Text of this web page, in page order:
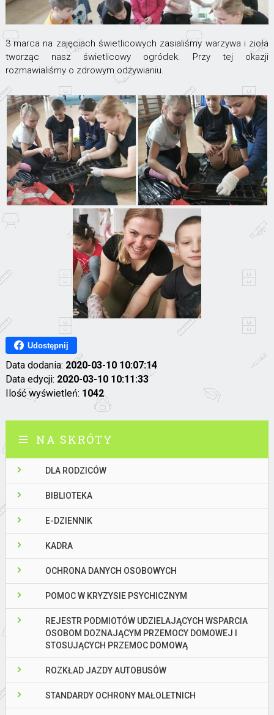
3 marca na zajęciach świetlicowych zasialiśmy warzywa i zioła
tworząc nasz świetlicowy ogródek. Przy tej okazji
rozmawialiśmy o zdrowym odżywianiu.
Udostępnij
Data dodania: 2020-03-10 10:07:14
Data edycji: 2020-03-10 10:11:33
Ilość wyświetleń: 1042
NA SKRÓTY
DLA RODZICÓW
BIBLIOTEKA
E-DZIENNIK
KADRA
OCHRONA DANYCH OSOBOWYCH
POMOC W KRYZYSIE PSYCHICZNYM
REJESTR PODMIOTÓW UDZIELAJĄCYCH WSPARCIA
OSOBOM DOZNAJĄCYM PRZEMOCY DOMOWEJ I
STOSUJĄCYCH PRZEMOC DOMOWĄ
ROZKŁAD JAZDY AUTOBUSÓW
STANDARDY OCHRONY MAŁOLETNICH